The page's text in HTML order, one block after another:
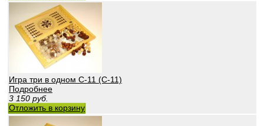
Игра три в одном С-11 (С-11)
Подробнее
3 150 руб.
Отложить в корзину